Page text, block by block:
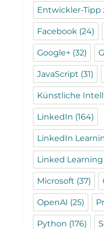
Entwickler-Tipp
Facebook (24)
Google+ (32)
JavaScript (31)
Künstliche
LinkedIn (164)
LinkedIn
Linked Learning
Microsoft (37)
OpenAI (25)
Python (176)